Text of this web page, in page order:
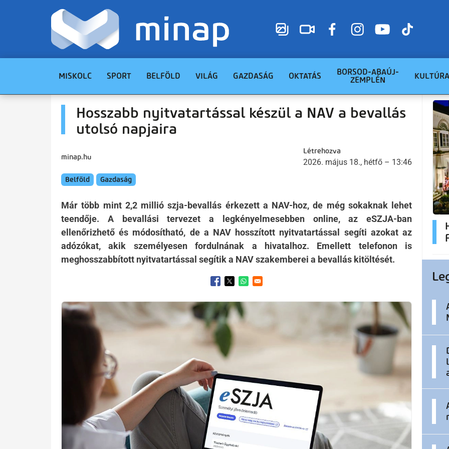
MISKOLC SPORT BELFÖLD VILÁG GAZDASÁG OKTATÁS
BORSOD-ABAÚJ-
ZEMPLÉN
KULTÚRA
Hosszabb nyitvatartással készül a NAV a bevallás
utolsó napjaira
minap.hu
Létrehozva
2026. május 18., hétfő – 13:46
Belföld Gazdaság
Már több mint 2,2 millió szja-bevallás érkezett a NAV-hoz, de még sokaknak lehet
teendője. A bevallási tervezet a legkényelmesebben online, az eSZJA-ban
ellenőrizhető és módosítható, de a NAV hosszított nyitvatartással segíti azokat az
adózókat, akik személyesen fordulnának a hivatalhoz. Emellett telefonon is
meghosszabbított nyitvatartással segítik a NAV szakemberei a bevallás kitöltését.
Opens in a new window
Opens in a new window
Opens in a new window
Kép